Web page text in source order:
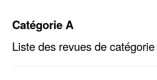
Catégorie A
Liste des revues de